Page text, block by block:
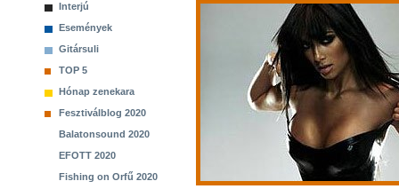
Interjú
Események
Gitársuli
TOP 5
Hónap zenekara
Fesztiválblog 2020
Balatonsound 2020
EFOTT 2020
Fishing on Orfű 2020